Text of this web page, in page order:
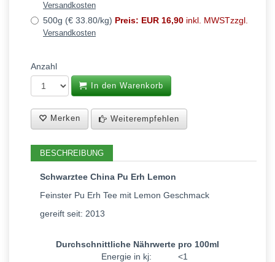
Versandkosten
500g (€ 33.80/kg) Preis: EUR 16,90 inkl. MWSTzzgl.
Versandkosten
Anzahl
In den Warenkorb
Merken Weiterempfehlen
BESCHREIBUNG
Schwarztee China Pu Erh Lemon
Feinster Pu Erh Tee mit Lemon Geschmack
gereift seit: 2013
Durchschnittliche Nährwerte pro 100ml
Energie in kj:
<1